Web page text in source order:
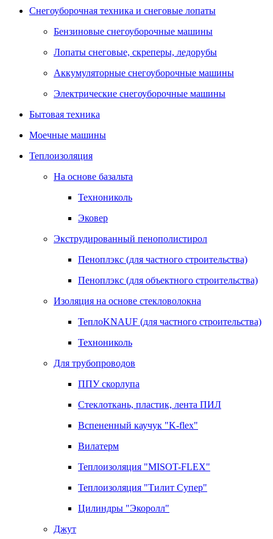
Снегоуборочная техника и снеговые лопаты
Бензиновые снегоуборочные машины
Лопаты снеговые, скреперы, ледорубы
Аккумуляторные снегоуборочные машины
Электрические снегоуборочные машины
Бытовая техника
Моечные машины
Теплоизоляция
На основе базальта
Технониколь
Эковер
Экструдированный пенополистирол
Пеноплэкс (для частного строительства)
Пеноплэкс (для объектного строительства)
Изоляция на основе стекловолокна
ТеплоKNAUF (для частного строительства)
Технониколь
Для трубопроводов
ППУ скорлупа
Стеклоткань, пластик, лента ПИЛ
Вспененный каучук "K-flex"
Вилатерм
Теплоизоляция "MISOT-FLEX"
Теплоизоляция "Тилит Супер"
Цилиндры "Экоролл"
Джут